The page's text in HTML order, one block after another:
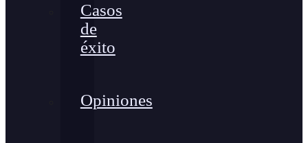
Casos
de
éxito
Opiniones